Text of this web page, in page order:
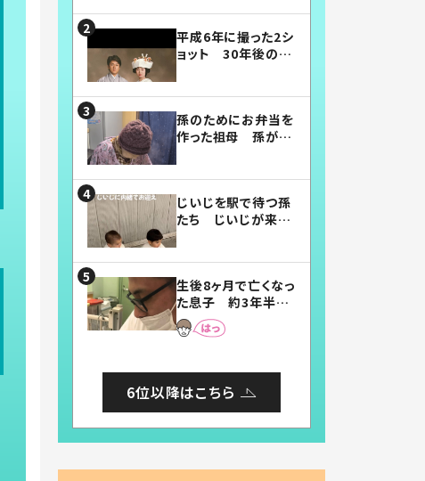
平成6年に撮った2シ
ョット 30年後の姿
孫のためにお弁当を
作った祖母 孫が絶
じいじを駅で待つ孫
たち じいじが来た
まらない」「幸せにな
れる」
生後8ヶ月で亡くなっ
た息子 約3年半
後、当時の妻の日記
に書いてあった本音
6位以降はこちら